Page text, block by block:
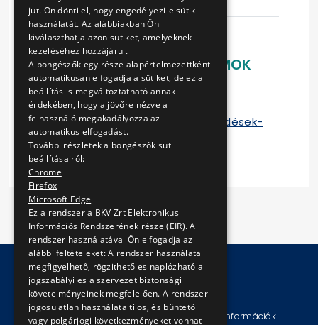
LETÖLTHETŐ DOKUMENTUMOK
Ajánlati felhívás
Ajánlati árak táblázata
Kiegészítő tájékoztatás - Kérdések-
válaszok
© Copyright 2026 BKV Zrt.
Impresszum Jogi nyilatkozat Technikai információk
jut. Ön dönti el, hogy engedélyezi-e sütik
használatát. Az alábbiakban Ön
kiválaszthatja azon sütiket, amelyeknek
kezeléséhez hozzájárul.
A böngészők egy része alapértelmezettként
automatikusan elfogadja a sütiket, de ez a
beállítás is megváltoztatható annak
érdekében, hogy a jövőre nézve a
felhasználó megakadályozza az
automatikus elfogadást.
További részletek a böngészők süti
beállításairól:
Chrome
Firefox
Microsoft Edge
Ez a rendszer a BKV Zrt Elektronikus
Információs Rendszerének része (EIR). A
rendszer használatával Ön elfogadja az
alábbi feltételeket: A rendszer használata
megfigyelhető, rögzithető es naplózható a
jogszabályi es a szervezet biztonsági
követelményeinek megfelelően. A rendszer
jogosulatlan használata tilos, és büntető
vagy polgárjogi következményeket vonhat